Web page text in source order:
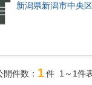
新潟県新潟市中央
開件数： 1件 1～1件